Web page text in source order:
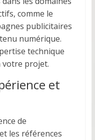
comme le
publicitaires
numérique.
technique
votre projet.
et
de
et les références